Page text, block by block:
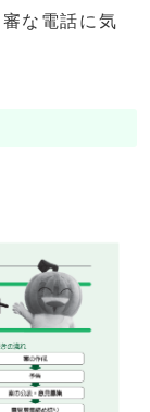
な電話に気